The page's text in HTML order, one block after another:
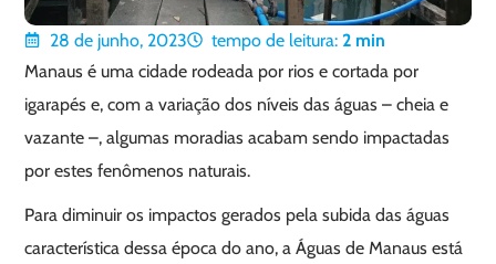
28 de junho, 2023 tempo de leitura: 2 min
Manaus é uma cidade rodeada por rios e cortada por
igarapés e, com a variação dos níveis das águas – cheia e
vazante –, algumas moradias acabam sendo impactadas
por estes fenômenos naturais.
Para diminuir os impactos gerados pela subida das águas
característica dessa época do ano, a Águas de Manaus está